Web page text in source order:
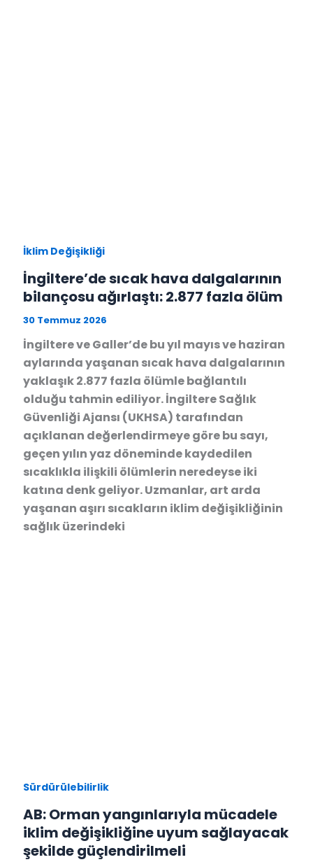
İklim Değişikliği
İngiltere’de sıcak hava dalgalarının
bilançosu ağırlaştı: 2.877 fazla ölüm
30 Temmuz 2026
İngiltere ve Galler’de bu yıl mayıs ve haziran
aylarında yaşanan sıcak hava dalgalarının
yaklaşık 2.877 fazla ölümle bağlantılı
olduğu tahmin ediliyor. İngiltere Sağlık
Güvenliği Ajansı (UKHSA) tarafından
açıklanan değerlendirmeye göre bu sayı,
geçen yılın yaz döneminde kaydedilen
sıcaklıkla ilişkili ölümlerin neredeyse iki
katına denk geliyor. Uzmanlar, art arda
yaşanan aşırı sıcakların iklim değişikliğinin
sağlık üzerindeki
Sürdürülebilirlik
AB: Orman yangınlarıyla mücadele
iklim değişikliğine uyum sağlayacak
şekilde güçlendirilmeli